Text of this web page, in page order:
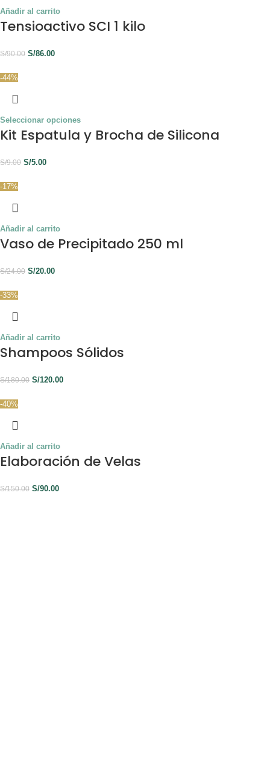
Añadir al carrito
Tensioactivo SCI 1 kilo
S/90.00 S/86.00
-44%
Seleccionar opciones
Kit Espatula y Brocha de Silicona
S/9.00 S/5.00
-17%
Añadir al carrito
Vaso de Precipitado 250 ml
S/24.00 S/20.00
-33%
Añadir al carrito
Shampoos Sólidos
S/180.00 S/120.00
-40%
Añadir al carrito
Elaboración de Velas
S/150.00 S/90.00